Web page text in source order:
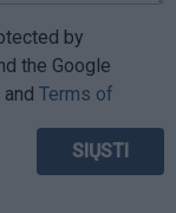
by
the Google
and Terms of